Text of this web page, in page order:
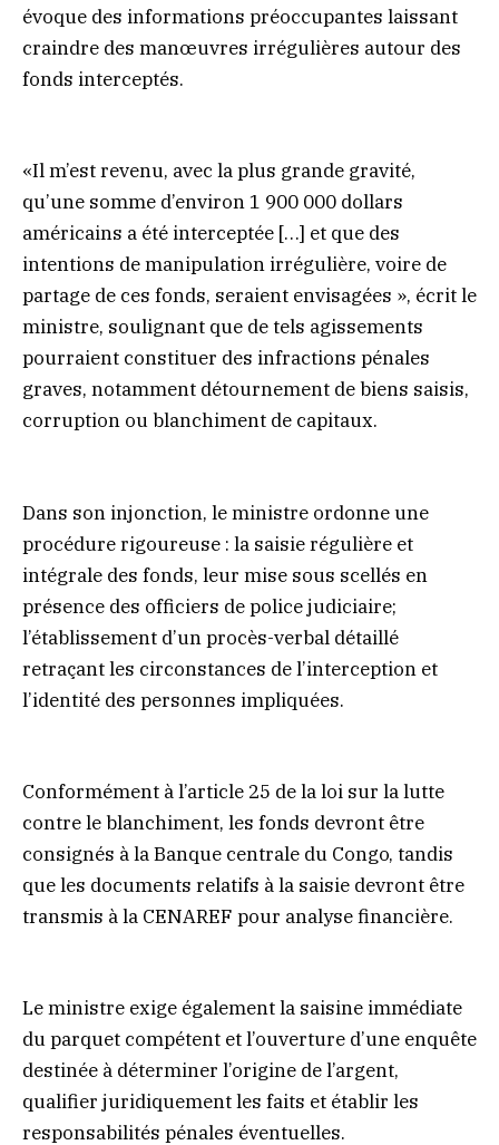
évoque des informations préoccupantes laissant
craindre des manœuvres irrégulières autour des
fonds interceptés.
«Il m’est revenu, avec la plus grande gravité,
qu’une somme d’environ 1 900 000 dollars
américains a été interceptée […] et que des
intentions de manipulation irrégulière, voire de
partage de ces fonds, seraient envisagées », écrit le
ministre, soulignant que de tels agissements
pourraient constituer des infractions pénales
graves, notamment détournement de biens saisis,
corruption ou blanchiment de capitaux.
Dans son injonction, le ministre ordonne une
procédure rigoureuse : la saisie régulière et
intégrale des fonds, leur mise sous scellés en
présence des officiers de police judiciaire;
l’établissement d’un procès-verbal détaillé
retraçant les circonstances de l’interception et
l’identité des personnes impliquées.
Conformément à l’article 25 de la loi sur la lutte
contre le blanchiment, les fonds devront être
consignés à la Banque centrale du Congo, tandis
que les documents relatifs à la saisie devront être
transmis à la CENAREF pour analyse financière.
Le ministre exige également la saisine immédiate
du parquet compétent et l’ouverture d’une enquête
destinée à déterminer l’origine de l’argent,
qualifier juridiquement les faits et établir les
responsabilités pénales éventuelles.